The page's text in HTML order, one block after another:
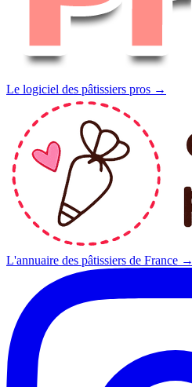
Le logiciel des pâtissiers pros →
L'annuaire des pâtissiers de France →